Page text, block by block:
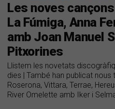
Les noves
La Fúmiga, Anna
amb Joan Manuel
Pitxorines
Llistem les novetats
dies | També han publicat nous
Roserona, Vittara, Terrae,
River Omelette amb Iker i